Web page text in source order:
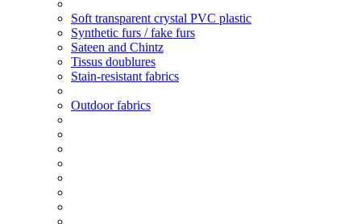
Soft transparent crystal PVC plastic
Synthetic furs / fake furs
Sateen and Chintz
Tissus doublures
Stain-resistant fabrics
Outdoor fabrics